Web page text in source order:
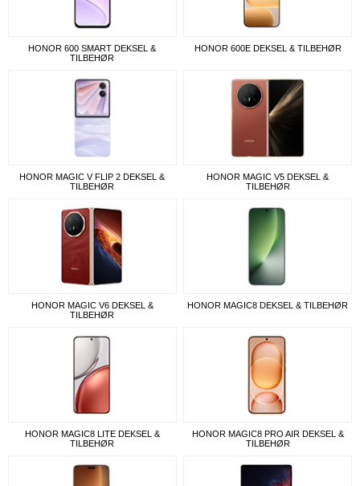
HONOR 600 SMART DEKSEL &
TILBEHØR
HONOR 600E DEKSEL & TILBEHØR
HONOR MAGIC V FLIP 2 DEKSEL &
TILBEHØR
HONOR MAGIC V5 DEKSEL &
TILBEHØR
HONOR MAGIC V6 DEKSEL &
TILBEHØR
HONOR MAGIC8 DEKSEL & TILBEHØR
HONOR MAGIC8 LITE DEKSEL &
TILBEHØR
HONOR MAGIC8 PRO AIR DEKSEL &
TILBEHØR